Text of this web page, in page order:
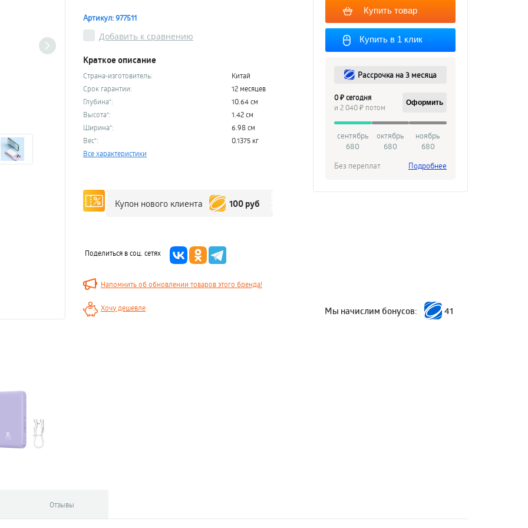
Артикул: 977511
Добавить к сравнению
Краткое описание
Страна-изготовитель:
Китай
Срок гарантии:
12 месяцев
Глубина*:
10.64 см
Высота*:
1.42 см
Ширина*:
6.98 см
Вес*:
0.1375 кг
Все характеристики
Купон нового клиента 100 руб
Поделиться в соц. сетях
Напомнить об обновлении товаров этого бренда!
Хочу дешевле
Купить товар
Купить в 1 клик
Рассрочка на 3 месяца
0 ₽ сегодня
и 2 040 ₽ потом
Оформить
сентябрь
680
октябрь
680
ноябрь
680
Без переплат
Подробнее
Мы начислим бонусов: 41
Отзывы